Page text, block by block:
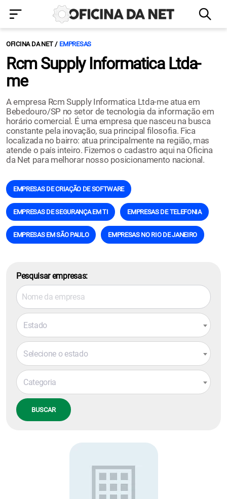
OFICINA DA NET EMPRESAS
Rcm Supply Informatica Ltda-
me
A empresa Rcm Supply Informatica Ltda-me atua em
Bebedouro/SP no setor de tecnologia da informação em
horário comercial. É uma empresa que nasceu na busca
constante pela inovação, sua principal filosofia. Fica
localizada no bairro: atua principalmente na região, mas
atende o país inteiro. Fizemos o cadastro aqui na Oficina
da Net para melhorar nosso posicionamento nacional.
EMPRESAS DE CRIAÇÃO DE SOFTWARE
EMPRESAS DE SEGURANÇA EM TI EMPRESAS DE TELEFONIA
EMPRESAS EM SÃO PAULO EMPRESAS NO RIO DE JANEIRO
Pesquisar empresas:
Estado
Selecione o estado
Categoria
BUSCAR